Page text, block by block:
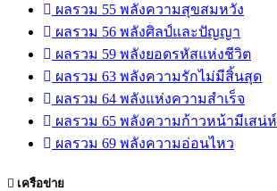
ผลรวม 55 พลังความสุขสมหวัง
ผลรวม 56 พลังศิลป์และปัญญา
ผลรวม 59 พลังยอดรหัสแห่งชีวิต
ผลรวม 63 พลังความรักไม่มีสิ้นสุด
ผลรวม 64 พลังแห่งความสำเร็จ
ผลรวม 65 พลังความก้าวหน้ามีเสน่ห์
ผลรวม 69 พลังความอ่อนไหว
เครือข่าย